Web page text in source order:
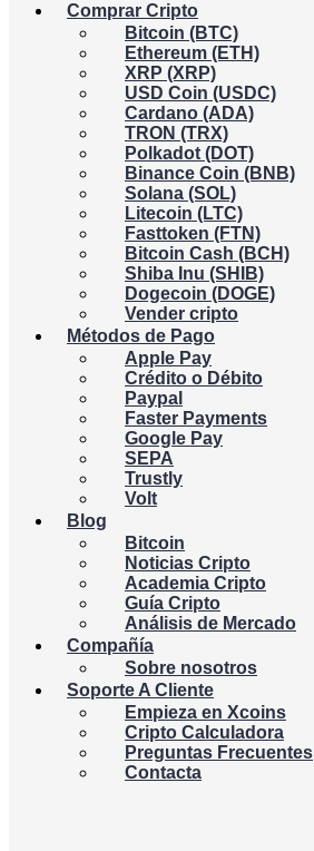
Comprar Cripto
Bitcoin (BTC)
Ethereum (ETH)
XRP (XRP)
USD Coin (USDC)
Cardano (ADA)
TRON (TRX)
Polkadot (DOT)
Binance Coin (BNB)
Solana (SOL)
Litecoin (LTC)
Fasttoken (FTN)
Bitcoin Cash (BCH)
Shiba Inu (SHIB)
Dogecoin (DOGE)
Vender cripto
Métodos de Pago
Apple Pay
Crédito o Débito
Paypal
Faster Payments
Google Pay
SEPA
Trustly
Volt
Blog
Bitcoin
Noticias Cripto
Academia Cripto
Guía Cripto
Análisis de Mercado
Compañía
Sobre nosotros
Soporte A Cliente
Empieza en Xcoins
Cripto Calculadora
Preguntas Frecuentes
Contacta